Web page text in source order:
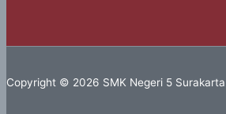
Copyright © 2026 SMK Negeri 5 Surakarta